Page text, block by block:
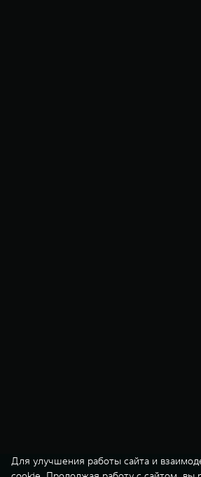
Для улучшения работы сайта и